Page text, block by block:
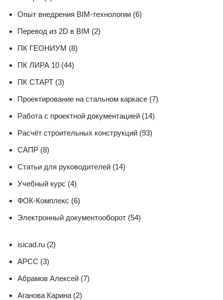
Опыт внедрения BIM-технологии (6)
Перевод из 2D в BIM (2)
ПК ГЕОНИУМ (8)
ПК ЛИРА 10 (44)
ПК СТАРТ (3)
Проектирование на стальном каркасе (7)
Работа с проектной документацией (14)
Расчёт строительных конструкций (93)
САПР (8)
Статьи для руководителей (14)
Учебный курс (4)
ФОК-Комплекс (6)
Электронный документооборот (54)
isicad.ru (2)
АРСС (3)
Абрамов Алексей (7)
Аганова Карина (2)